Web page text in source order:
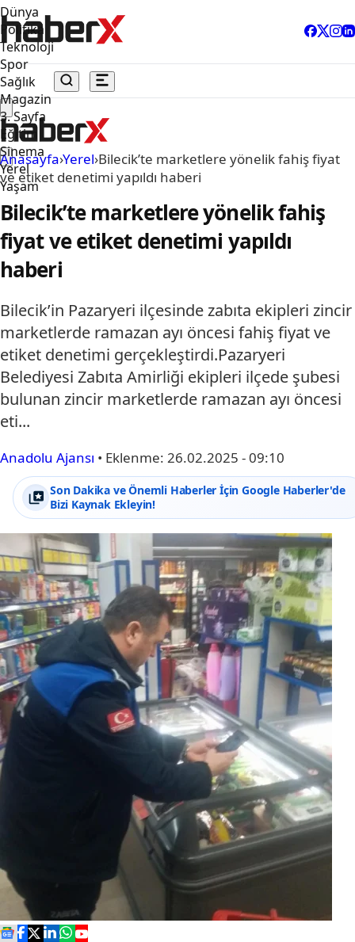
Dünya
Politika
Teknoloji
Spor
Sağlık
Magazin
3. Sayfa
Eğitim
Sinema
Yerel
Yaşam
Anasayfa›Yerel›Bilecik’te marketlere yönelik fahiş fiyat
ve etiket denetimi yapıldı haberi
Bilecik’te marketlere yönelik fahiş
fiyat ve etiket denetimi yapıldı
haberi
Bilecik’in Pazaryeri ilçesinde zabıta ekipleri zincir
marketlerde ramazan ayı öncesi fahiş fiyat ve
etiket denetimi gerçekleştirdi.Pazaryeri
Belediyesi Zabıta Amirliği ekipleri ilçede şubesi
bulunan zincir marketlerde ramazan ayı öncesi
eti...
Anadolu Ajansı • Eklenme: 26.02.2025 - 09:10
Son Dakika ve Önemli Haberler İçin Google Haberler'de
Bizi Kaynak Ekleyin!